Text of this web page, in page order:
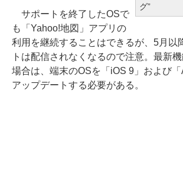
グ”
サポートを終了したOSで
も「Yahoo!地図」アプリの
利用を継続することはできるが、5月以
トは配信されなくなるので注意。最新
場合は、端末のOSを「iOS 9」および
アップデートする必要がある。